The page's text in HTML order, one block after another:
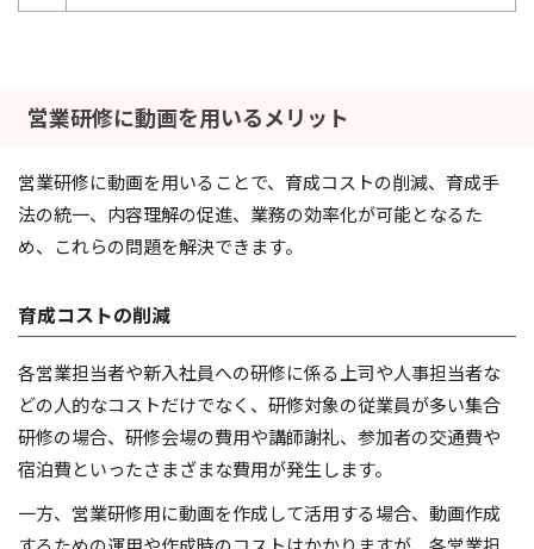
営業研修に動画を用いるメリット
営業研修に動画を用いることで、育成コストの削減、育成手
法の統一、内容理解の促進、業務の効率化が可能となるた
め、これらの問題を解決できます。
育成コストの削減
各営業担当者や新入社員への研修に係る上司や人事担当者な
どの人的なコストだけでなく、研修対象の従業員が多い集合
研修の場合、研修会場の費用や講師謝礼、参加者の交通費や
宿泊費といったさまざまな費用が発生します。
一方、営業研修用に動画を作成して活用する場合、動画作成